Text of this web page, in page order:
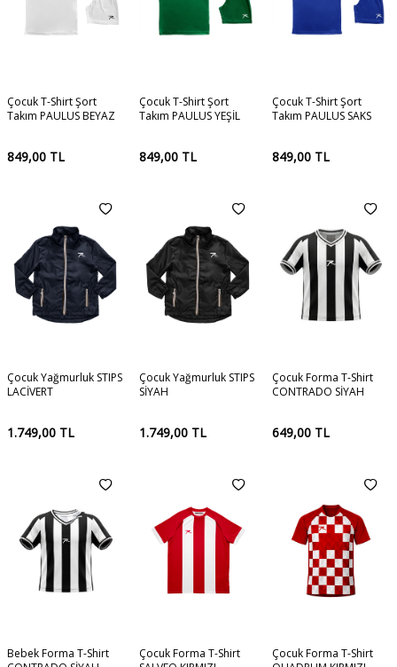
Çocuk T-Shirt Şort
Takım PAULUS BEYAZ
849,00 TL
Çocuk T-Shirt Şort
Takım PAULUS YEŞİL
849,00 TL
Çocuk T-Shirt Şort
Takım PAULUS SAKS
849,00TL
Çocuk Yağmurluk STIPS
LACİVERT
1.749,00 TL
Çocuk Yağmurluk STIPS
SİYAH
1.749,00 TL
Çocuk Forma T-Shirt
CONTRADO SİYAH
649,00TL
Bebek Forma T-Shirt
Çocuk Forma T-Shirt
Çocuk Forma T-Shirt